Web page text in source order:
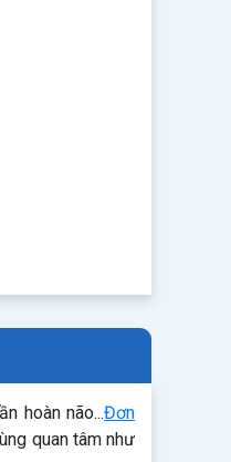
hoàn não...Đơn
quan tâm như